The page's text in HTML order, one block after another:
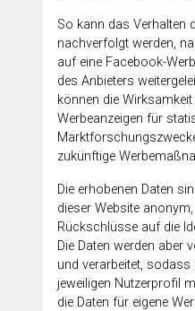
So kann das Verhalten
nachverfolgt werden,
auf eine Facebook-
des Anbieters
können die
Werbeanzeigen für
zukünftige
Die erhobenen Daten
dieser Website
Rückschlüsse auf die
Die Daten werden aber
und verarbeitet, sodass
jeweiligen Nutzerprofil
die Daten für eigene